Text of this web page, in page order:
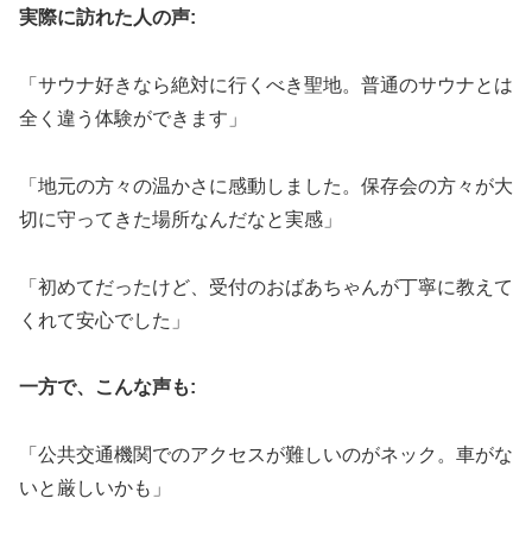
実際に訪れた人の声:
「サウナ好きなら絶対に行くべき聖地。普通のサウナとは
全く違う体験ができます」
「地元の方々の温かさに感動しました。保存会の方々が大
切に守ってきた場所なんだなと実感」
「初めてだったけど、受付のおばあちゃんが丁寧に教えて
くれて安心でした」
一方で、こんな声も:
「公共交通機関でのアクセスが難しいのがネック。車がな
いと厳しいかも」